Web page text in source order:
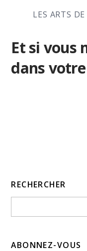
LES ARTS
Et si vous
dans
RECHERCHER
ABONNEZ-VOUS